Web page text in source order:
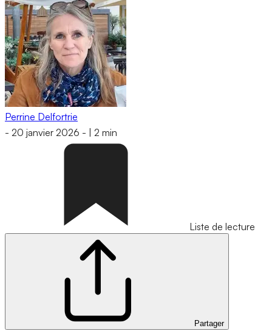
Perrine Delfortrie
- 20 janvier 2026 - 2 min
Liste de lecture
Partager